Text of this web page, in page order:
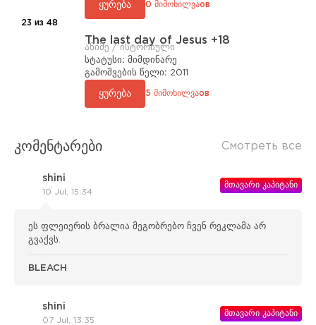
ყურება 0 მიმოხილვაов
23 из 48
The last day of Jesus +18
ანიმე / ისტორიული
სტატუსი: მიმდინარე
გამოშვების წელი: 2011
ყურება 5 მიმოხილვაов
კომენტარები Смотреть все
shini
10 Jul, 15:34
მთავარი კაპიტანი
ეს ფლეიერის ბრალია მეგობრებო ჩვენ რეკლამა არ
გვაქვს.
BLEACH
shini
07 Jul, 13:35
მთავარი კაპიტანი